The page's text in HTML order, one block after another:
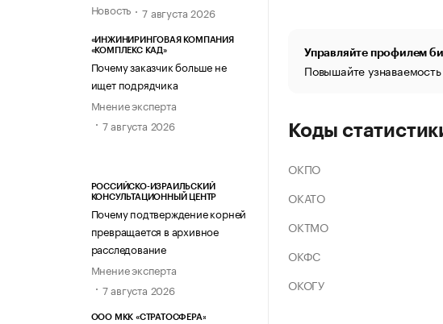
Новость
7 августа 2026
«ИНЖИНИРИНГОВАЯ КОМПАНИЯ
«КОМПЛЕКС КАД»
Почему заказчик больше не
ищет подрядчика
Мнение эксперта
7 августа 2026
РОССИЙСКО-ИЗРАИЛЬСКИЙ
КОНСУЛЬТАЦИОННЫЙ ЦЕНТР
Почему подтверждение корней
превращается в архивное
расследование
Мнение эксперта
7 августа 2026
ООО МКК «СТРАТОСФЕРА»
Управляйте профилем
Повышайте
Коды
ОКПО
ОКАТО
ОКТМО
ОКФС
ОКОГУ